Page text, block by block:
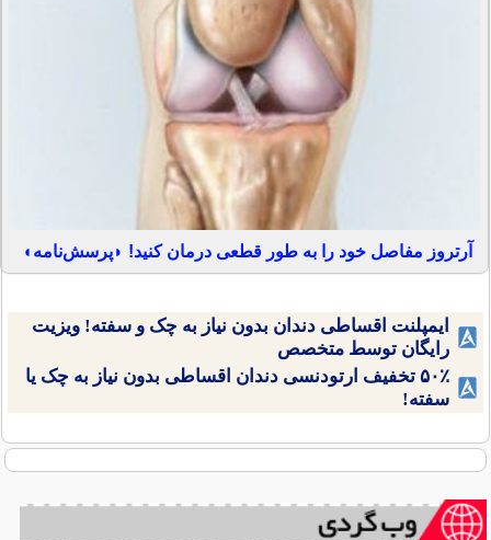
آرتروز مفاصل خود را به طور قطعی درمان کنید! ◗پرسش‌نامه◖
ایمپلنت اقساطی دندان بدون نیاز به چک و سفته! ویزیت
رایگان توسط متخصص
۵۰٪ تخفیف ارتودنسی دندان اقساطی بدون نیاز به چک یا
سفته!